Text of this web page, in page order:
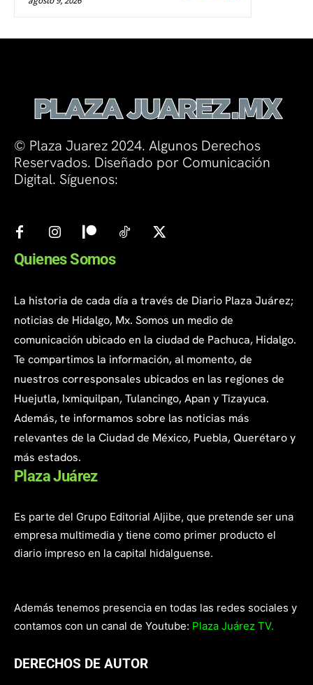
© Plaza Juarez 2024. Algunos Derechos
Reservados. Diseñado por Comunicación
Digital. Síguenos:
Quienes Somos
La historia de cada día a través de Diario Plaza Juárez;
noticias de Hidalgo, Mx. Somos un medio de
comunicación ubicado en la ciudad de Pachuca, Hidalgo.
Te compartimos la información, al momento, de
nuestros corresponsales ubicados en las regiones de
Huejutla, Ixmiquilpan, Tulancingo, Apan y Tizayuca.
Además, te informamos sobre las noticias más
relevantes de la Ciudad de México, Puebla, Querétaro y
más estados.
Plaza Juárez
Es parte del Grupo Editorial Aljibe, que pretende ser una
empresa multimedia y tiene como primer producto el
diario impreso en la capital hidalguense.
Además tenemos presencia en todas las redes sociales y
contamos con un canal de Youtube: Plaza Juárez TV.
DERECHOS DE AUTOR